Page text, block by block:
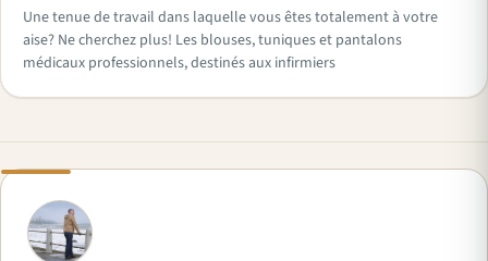
Une tenue de travail dans laquelle vous êtes totalement à votre
aise? Ne cherchez plus! Les blouses, tuniques et pantalons
médicaux professionnels, destinés aux infirmiers
A